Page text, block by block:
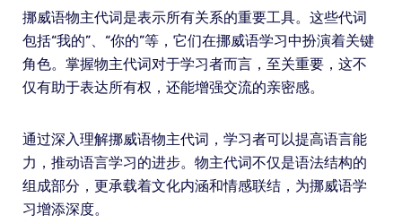
挪威语物主代词是表示所有关系的重要工具。这些代词
包括“我的”、“你的”等，它们在挪威语学习中扮演着关键
角色。掌握物主代词对于学习者而言，至关重要，这不
仅有助于表达所有权，还能增强交流的亲密感。
通过深入理解挪威语物主代词，学习者可以提高语言能
力，推动语言学习的进步。物主代词不仅是语法结构的
组成部分，更承载着文化内涵和情感联结，为挪威语学
习增添深度。